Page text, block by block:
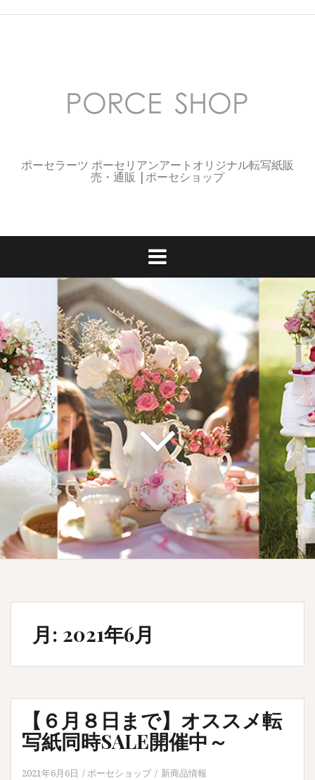
ポーセラーツ ポーセリアンアートオリジナル転写紙販
売・通販 |ポーセショップ
月: 2021年6月
【６月８日まで】オススメ転
写紙同時SALE開催中～
2021年6月6日 ポーセショップ 新商品情報